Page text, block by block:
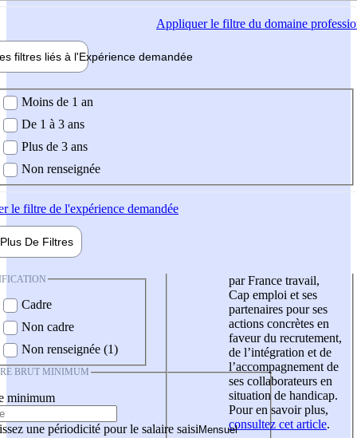
Appliquerle filtre du domaine
filtres liés à l'Expérience demandée
demandée
Moins de 1 an
De 1 à 3 ans
Plus de 3 ans
Non renseignée
le filtre de l'expérience demandée
Plus De Filtres
Cadre
Non cadre
Non renseignée (1)
BRUT MINIMUM
minimum
une périodicité pour le salaire saisi
par France travail,
Cap emploi et ses
partenaires pour ses
actions concrètes en
faveur du recrutement,
de l’intégration et de
l’accompagnement de
ses collaborateurs en
situation de handicap.
Pour en savoir plus,
consultez cet article.